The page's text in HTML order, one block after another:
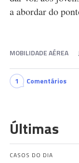
a abordar do
MOBILIDADE AÉREA
1 Comentários
Últimas
CASOS DO DIA